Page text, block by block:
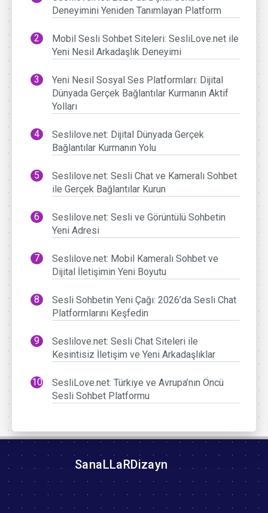
Deneyimini Yeniden Tanımlayan Platform
Mobil Sesli Sohbet Siteleri: SesliLove.net ile
Yeni Nesil Arkadaşlık Deneyimi
Yeni Nesil Sosyal Ses Platformları: Dijital
Dünyada Gerçek Bağlantılar Kurmanın Aktif
Yolları
Seslilove.net: Dijital Dünyada Gerçek
Bağlantılar Kurmanın Yolu
Seslilove.net: Sesli Chat ve Kameralı Sohbet
ile Gerçek Bağlantılar Kurun
Seslilove.net: Sesli ve Görüntülü Sohbetin
Yeni Adresi
Seslilove.net: Mobil Kameralı Sohbet ve
Dijital İletişimin Yeni Boyutu
Sesli Sohbetin Yeni Çağı: 2026’da Sesli Chat
Platformlarını Keşfedin
Seslilove.net: Sesli Chat Siteleri ile
Kesintisiz İletişim ve Yeni Arkadaşlıklar
SesliLove.net: Türkiye ve Avrupa’nın Öncü
Sesli Sohbet Platformu
SanaLLaRDizayn